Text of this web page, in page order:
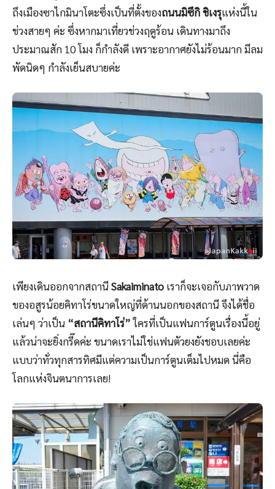
ถึงเมืองซาไกมินาโตะซึ่งเป็นที่ตั้งของถนนมิซึกิ ชิเงรุแห่งนี้ใน
ช่วงสายๆ ค่ะ ซึ่งหากมาเที่ยวช่วงฤดูร้อน เดินทางมาถึง
ประมาณสัก 10 โมง ก็กำลังดี เพราะอากาศยังไม่ร้อนมาก มีลม
พัดนิดๆ กำลังเย็นสบายค่ะ
เพียงเดินออกจากสถานีSakaiminato เราก็จะเจอกับภาพวาด
ของอสูรน้อยคิทาโร่ขนาดใหญ่ที่ด้านนอกของสถานี จึงได้ชื่อ
เล่นๆ ว่าเป็น “สถานีคิทาโร่”ใครที่เป็นแฟนการ์ตูนเรื่องนี้อยู่
แล้วน่าจะยิ่งกรี๊ดค่ะ ขนาดเราไม่ใช่แฟนตัวยงยังชอบเลยค่ะ
แบบว่าทั่วทุกสารทิศมีแต่ความเป็นการ์ตูนเต็มไปหมด นี่คือ
โลกแห่งจินตนาการเลย!